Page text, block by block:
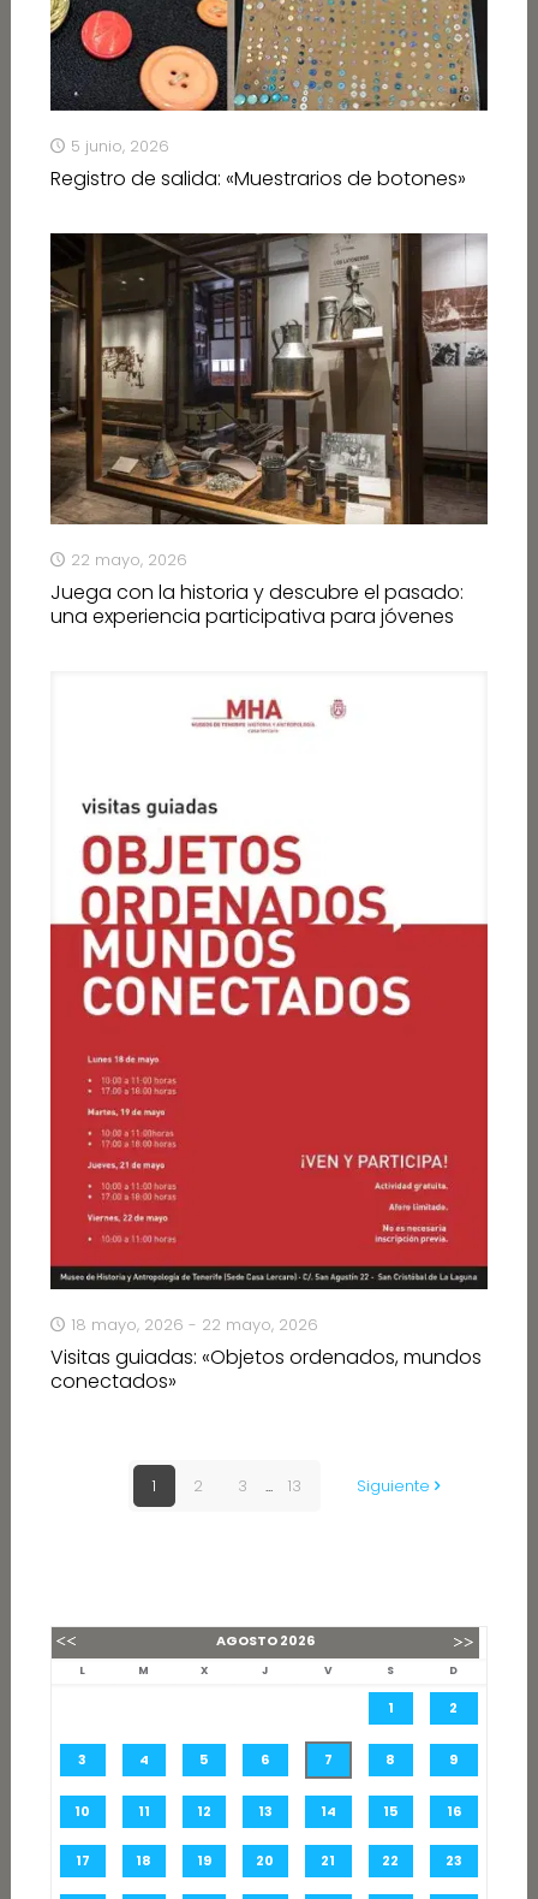
5 junio, 2026
Registro de salida: «Muestrarios de botones»
22 mayo, 2026
Juega con la historia y descubre el pasado:
una experiencia participativa para jóvenes
18 mayo, 2026 - 22 mayo, 2026
Visitas guiadas: «Objetos ordenados, mundos
conectados»
1 2 3 ... 13 Siguiente
AGOSTO2026
L M X J V S D
1 2
3 4 5 6 7 8 9
10 11 12 13 14 15 16
17 18 19 20 21 22 23